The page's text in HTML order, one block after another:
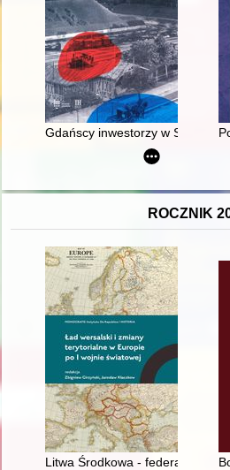
Gdańscy inwestorzy w Sopocie
ROCZNIK
Litwa Środkowa - federacja czy